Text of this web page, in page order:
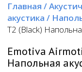
Главная /
акустика /
T2 (Black)
Emotiva
Напольная